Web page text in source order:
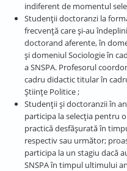
indiferent de momentul
Studenții doctoranzi la
frecvență care și-au
doctorand aferente, în
și domeniul Sociologie în
a SNSPA. Profesorul
cadru didactic titular în
Științe Politice ;
Studenții și doctoranzii în
participa la selecția pentru
practică desfășurată în
respectiv sau următor;
participa la un stagiu dacă
SNSPA în timpul ultimului